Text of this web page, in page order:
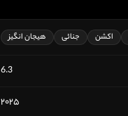
اکشن جنائی هیجان انگیز
6.3
۲۰۲۵